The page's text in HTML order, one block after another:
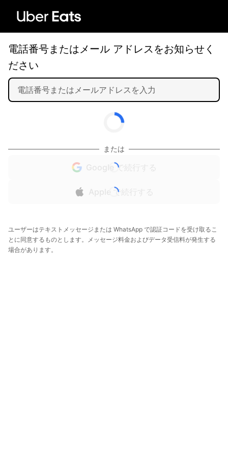
電話番号またはメール アドレスをお知らせく
ださい
または
Google で続行する
Apple で続行する
ユーザーはテキストメッセージまたは WhatsApp で認証コードを受け取るこ
とに同意するものとします。メッセージ料金およびデータ受信料が発生する
場合があります。